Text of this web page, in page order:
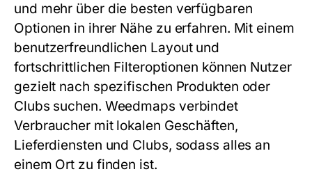
und mehr über die besten verfügbaren
Optionen in ihrer Nähe zu erfahren. Mit einem
benutzerfreundlichen Layout und
fortschrittlichen Filteroptionen können Nutzer
gezielt nach spezifischen Produkten oder
Clubs suchen. Weedmaps verbindet
Verbraucher mit lokalen Geschäften,
Lieferdiensten und Clubs, sodass alles an
einem Ort zu finden ist.